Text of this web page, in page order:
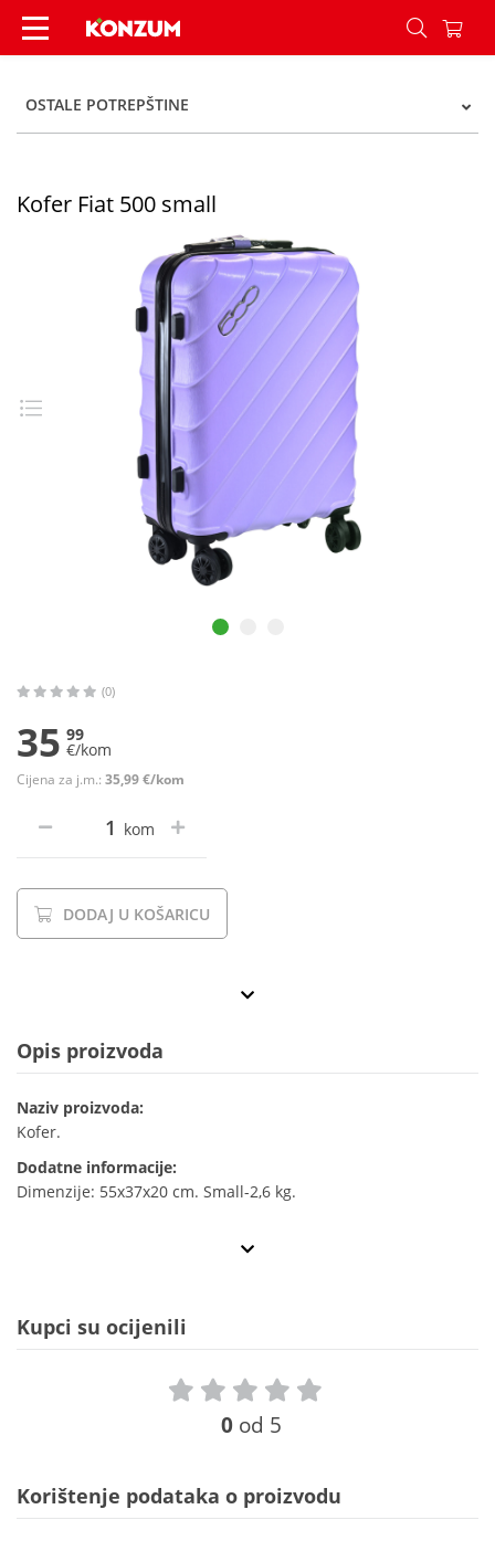
Kofer Fiat 500 small - Konzum
OSTALE POTREPŠTINE
Kofer Fiat 500 small
(0)
35 99
€/kom
Cijena za j.m.: 35,99 €/kom
kom
DODAJ U KOŠARICU
Opis proizvoda
Naziv proizvoda:
Kofer.
Dodatne informacije:
Dimenzije: 55x37x20 cm. Small-2,6 kg.
Kupci su ocijenili
0 od 5
Korištenje podataka o proizvodu